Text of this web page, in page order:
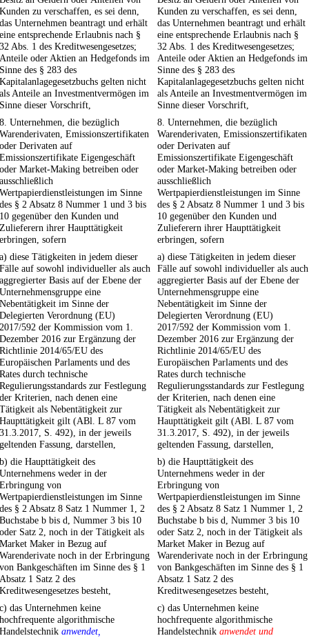
Kunden zu verschaffen, es sei denn,
das Unternehmen beantragt und erhält
eine entsprechende Erlaubnis nach §
32 Abs. 1 des Kreditwesengesetzes;
Anteile oder Aktien an Hedgefonds im
Sinne des § 283 des
Kapitalanlagegesetzbuchs gelten nicht
als Anteile an Investmentvermögen im
Sinne dieser Vorschrift,
Kunden zu verschaffen, es sei denn,
das Unternehmen beantragt und erhält
eine entsprechende Erlaubnis nach §
32 Abs. 1 des Kreditwesengesetzes;
Anteile oder Aktien an Hedgefonds im
Sinne des § 283 des
Kapitalanlagegesetzbuchs gelten nicht
als Anteile an Investmentvermögen im
Sinne dieser Vorschrift,
8. Unternehmen, die bezüglich
Warenderivaten, Emissionszertifikaten
oder Derivaten auf
Emissionszertifikate Eigengeschäft
oder Market-Making betreiben oder
ausschließlich
Wertpapierdienstleistungen im Sinne
des § 2 Absatz 8 Nummer 1 und 3 bis
10 gegenüber den Kunden und
Zulieferern ihrer Haupttätigkeit
erbringen, sofern
8. Unternehmen, die bezüglich
Warenderivaten, Emissionszertifikaten
oder Derivaten auf
Emissionszertifikate Eigengeschäft
oder Market-Making betreiben oder
ausschließlich
Wertpapierdienstleistungen im Sinne
des § 2 Absatz 8 Nummer 1 und 3 bis
10 gegenüber den Kunden und
Zulieferern ihrer Haupttätigkeit
erbringen, sofern
a) diese Tätigkeiten in jedem dieser
Fälle auf sowohl individueller als auch
aggregierter Basis auf der Ebene der
Unternehmensgruppe eine
Nebentätigkeit im Sinne der
Delegierten Verordnung (EU)
2017/592 der Kommission vom 1.
Dezember 2016 zur Ergänzung der
Richtlinie 2014/65/EU des
Europäischen Parlaments und des
Rates durch technische
Regulierungsstandards zur Festlegung
der Kriterien, nach denen eine
Tätigkeit als Nebentätigkeit zur
Haupttätigkeit gilt (ABl. L 87 vom
31.3.2017, S. 492), in der jeweils
geltenden Fassung, darstellen,
a) diese Tätigkeiten in jedem dieser
Fälle auf sowohl individueller als auch
aggregierter Basis auf der Ebene der
Unternehmensgruppe eine
Nebentätigkeit im Sinne der
Delegierten Verordnung (EU)
2017/592 der Kommission vom 1.
Dezember 2016 zur Ergänzung der
Richtlinie 2014/65/EU des
Europäischen Parlaments und des
Rates durch technische
Regulierungsstandards zur Festlegung
der Kriterien, nach denen eine
Tätigkeit als Nebentätigkeit zur
Haupttätigkeit gilt (ABl. L 87 vom
31.3.2017, S. 492), in der jeweils
geltenden Fassung, darstellen,
b) die Haupttätigkeit des
Unternehmens weder in der
Erbringung von
Wertpapierdienstleistungen im Sinne
des § 2 Absatz 8 Satz 1 Nummer 1, 2
Buchstabe b bis d, Nummer 3 bis 10
oder Satz 2, noch in der Tätigkeit als
Market Maker in Bezug auf
Warenderivate noch in der Erbringung
von Bankgeschäften im Sinne des § 1
Absatz 1 Satz 2 des
Kreditwesengesetzes besteht,
b) die Haupttätigkeit des
Unternehmens weder in der
Erbringung von
Wertpapierdienstleistungen im Sinne
des § 2 Absatz 8 Satz 1 Nummer 1, 2
Buchstabe b bis d, Nummer 3 bis 10
oder Satz 2, noch in der Tätigkeit als
Market Maker in Bezug auf
Warenderivate noch in der Erbringung
von Bankgeschäften im Sinne des § 1
Absatz 1 Satz 2 des
Kreditwesengesetzes besteht,
c) das Unternehmen keine
hochfrequente algorithmische
Handelstechnik anwendet,
c) das Unternehmen keine
hochfrequente algorithmische
Handelstechnik anwendet und